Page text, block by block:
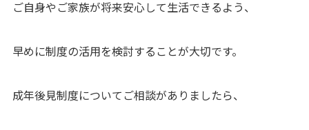
ご自身やご家族が将来安心して生活できるよう、
早めに制度の活用を検討することが大切です。
成年後見制度についてご相談がありましたら、